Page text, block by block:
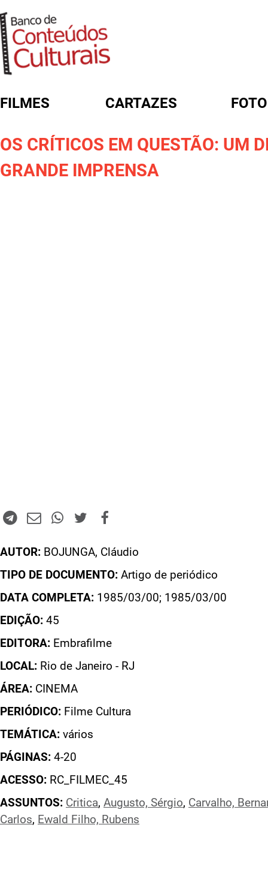
FILMES CARTAZES
OS CRÍTICOS EM QUESTÃO: UM
GRANDE IMPRENSA
AUTOR: BOJUNGA, Cláudio
TIPO DE DOCUMENTO: Artigo de periódico
DATA COMPLETA: 1985/03/00; 1985/03/00
EDIÇÃO: 45
EDITORA: Embrafilme
LOCAL: Rio de Janeiro - RJ
ÁREA: CINEMA
PERIÓDICO: Filme Cultura
TEMÁTICA: vários
PÁGINAS: 4-20
ACESSO: RC_FILMEC_45
ASSUNTOS: Critica, Augusto, Sérgio, Carvalho,
Carlos, Ewald Filho, Rubens
FORMULÁRIO DE BUSCA